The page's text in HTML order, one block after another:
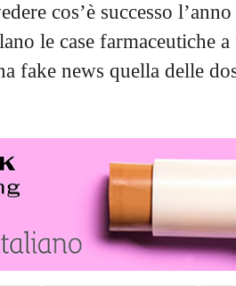
cos’è successo
le case farmaceutiche
fake news quella delle